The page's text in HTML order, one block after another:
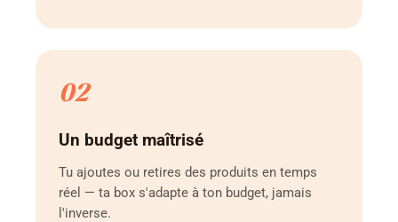
02
Un budget maîtrisé
Tu ajoutes ou retires des produits en temps
réel — ta box s'adapte à ton budget, jamais
l'inverse.